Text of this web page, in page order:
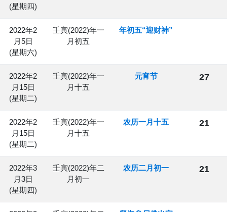
(星期四)
2022年2
月5日
(星期六)
壬寅(2022)年一
月初五
年初五“迎财神”
2022年2
月15日
(星期二)
壬寅(2022)年一
月十五
元宵节 27
2022年2
月15日
(星期二)
壬寅(2022)年一
月十五
农历一月十五 21
2022年3
月3日
(星期四)
壬寅(2022)年二
月初一
农历二月初一 21